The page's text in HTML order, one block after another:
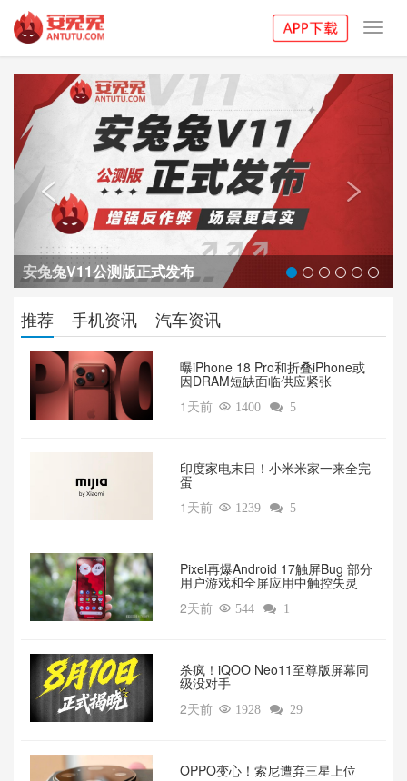
安兔兔V11公测版正式发布

Previous

推荐 手机资讯 汽车资讯
曝iPhone 18 Pro和折叠iPhone或
因DRAM短缺面临供应紧张
1天前  1400  5
印度家电末日！小米米家一来全完
蛋
1天前  1239  5
Pixel再爆Android 17触屏Bug 部分
用户游戏和全屏应用中触控失灵
2天前  544  1
杀疯！iQOO Neo11至尊版屏幕同
级没对手
2天前  1928  29
OPPO变心！索尼遭弃三星上位‌